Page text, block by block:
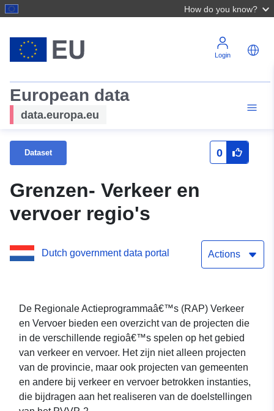
How do you know?
Login
European data
data.europa.eu
Dataset 0
Grenzen- Verkeer en
vervoer regio's
Dutch government data portal Actions
De Regionale Actieprogrammaâ€™s (RAP) Verkeer
en Vervoer bieden een overzicht van de projecten die
in de verschillende regioâ€™s spelen op het gebied
van verkeer en vervoer. Het zijn niet alleen projecten
van de provincie, maar ook projecten van gemeenten
en andere bij verkeer en vervoer betrokken instanties,
die bijdragen aan het realiseren van de doelstellingen